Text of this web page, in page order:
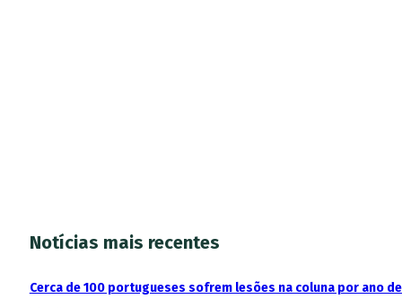
Notícias mais recentes
Cerca de 100 portugueses sofrem lesões na coluna por ano